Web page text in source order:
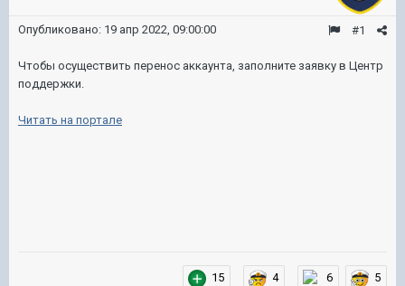
#1
Опубликовано: 19 апр 2022, 09:00:00
Чтобы осуществить перенос аккаунта, заполните заявку в Центр
поддержки.
Читать на портале
15 4 6 5